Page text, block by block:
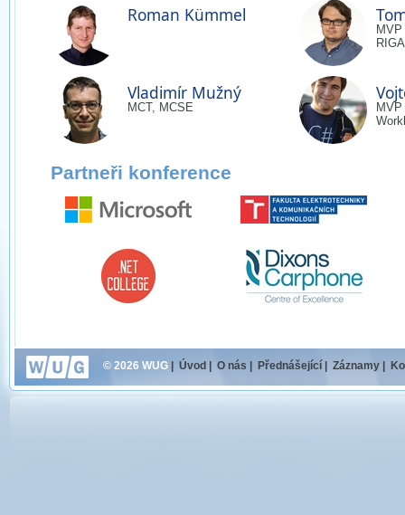
Roman Kümmel
MVP
Vladimír Mužný
MCT, MCSE
MVP
Partneři konference
© 2026 WUG Úvod O nás Přednášející Záznamy